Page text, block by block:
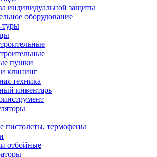
индивидуальной защиты
оборудование
пушки
клининг
техника
инвентарь
пистолеты, термофены
отбойные